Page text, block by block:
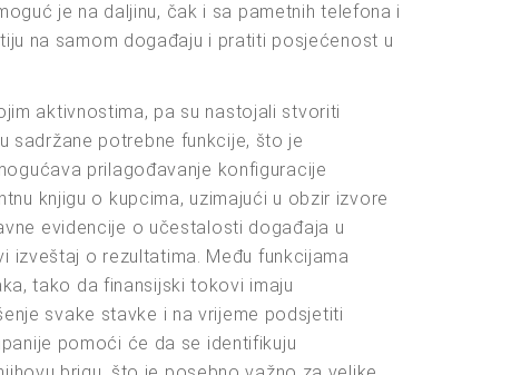
je na daljinu, čak i sa pametnih telefona i
na samom događaju i pratiti posjećenost u
aktivnostima, pa su nastojali stvoriti
sadržane potrebne funkcije, što je
prilagođavanje konfiguracije
knjigu o kupcima, uzimajući u obzir izvore
evidencije o učestalosti događaja u
izveštaj o rezultatima. Među funkcijama
tako da finansijski tokovi imaju
svake stavke i na vrijeme podsjetiti
pomoći će da se identifikuju